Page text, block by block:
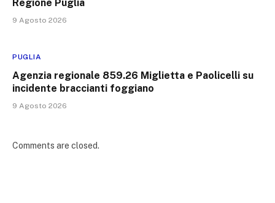
Regione Puglia
9 Agosto 2026
PUGLIA
Agenzia regionale 859.26 Miglietta e Paolicelli su
incidente braccianti foggiano
9 Agosto 2026
Comments are closed.